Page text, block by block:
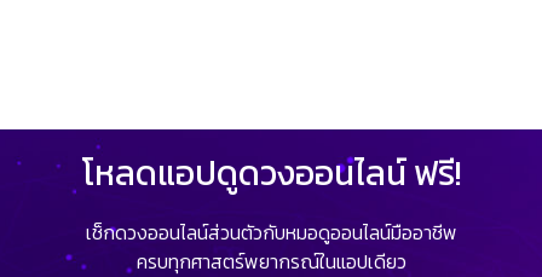
โหลดแอปดูดวงออนไลน์ ฟรี!
เช็กดวงออนไลน์ส่วนตัวกับหมอดูออนไลน์มืออาชีพ
ครบทุกศาสตร์พยากรณ์ในแอปเดียว